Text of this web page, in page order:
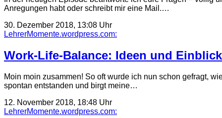
Anregungen habt oder schreibt mir eine Mail.…
30. Dezember 2018, 13:08 Uhr
LehrerMomente.wordpress.com:
Work-Life-Balance: Ideen und
Moin moin zusammen! So oft wurde ich nun schon gefragt,
spontan entstanden und birgt meine…
12. November 2018, 18:48 Uhr
LehrerMomente.wordpress.com: